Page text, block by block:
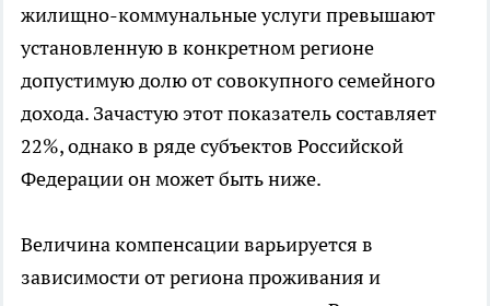
жилищно-коммунальные услуги превышают
установленную в конкретном регионе
допустимую долю от совокупного семейного
дохода. Зачастую этот показатель составляет
22%, однако в ряде субъектов Российской
Федерации он может быть ниже.
Величина компенсации варьируется в
зависимости от региона проживания и